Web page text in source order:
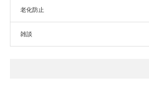
老化防止
雑談